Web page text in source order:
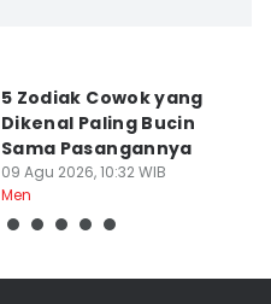
5 Zodiak Cowok yang
Dikenal Paling Bucin
Sama Pasangannya
09 Agu 2026, 10:32 WIB
Men